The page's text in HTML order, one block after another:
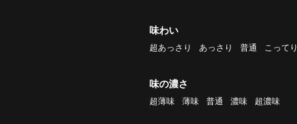
味わい
超あっさり あっさり 普通 こってり
味の濃さ
超薄味 薄味 普通 濃味 超濃味